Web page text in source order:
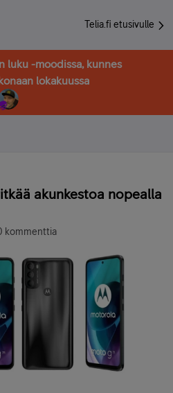
Telia.fi etusivulle
luku -moodissa, kunnes
lokakuussa
akunkestoa nopealla
kommenttia